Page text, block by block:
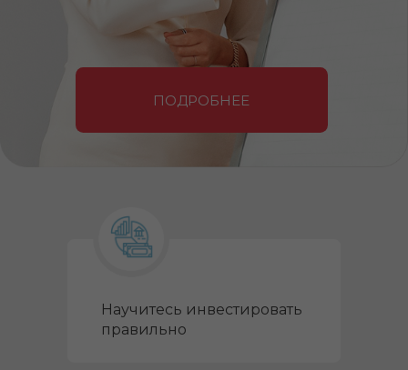
Создадите пассивный
Научитесь инвестировать
Научитесь инвестировать
правильно